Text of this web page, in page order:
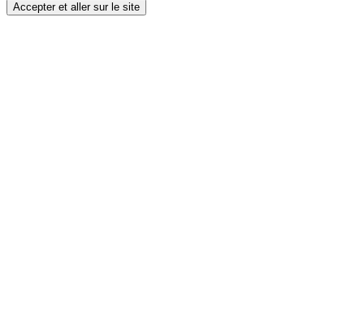
Accepter et aller sur le site